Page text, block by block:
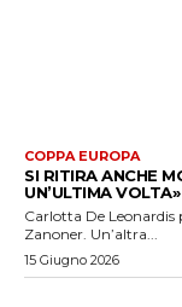
COPPA EUROPA
SI RITIRA ANCHE
UN’ULTIMA VOLTA»
Carlotta De
Zanoner. Un’altra...
15 Giugno 2026